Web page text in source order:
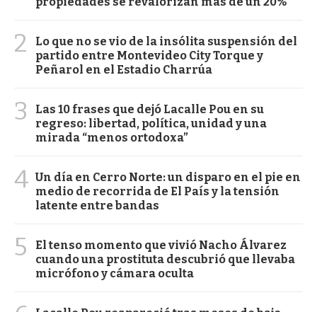
2
Lo que no se vio de la insólita suspensión del
partido entre Montevideo City Torque y
Peñarol en el Estadio Charrúa
3
Las 10 frases que dejó Lacalle Pou en su
regreso: libertad, política, unidad y una
mirada “menos ortodoxa”
4 Un día en Cerro Norte: un disparo en el pie en
medio de recorrida de El País y la tensión
latente entre bandas
5
El tenso momento que vivió Nacho Álvarez
cuando una prostituta descubrió que llevaba
micrófono y cámara oculta